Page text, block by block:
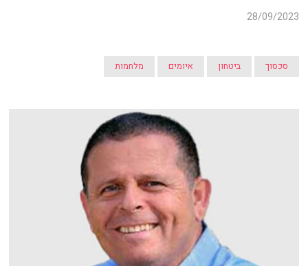
28/09/2023
סכסוך ביטחון איומים מלחמות